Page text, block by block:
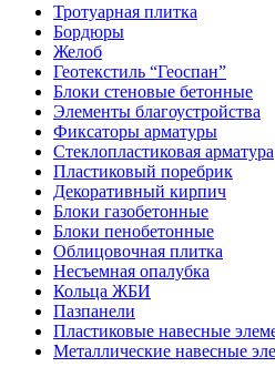
Тротуарная плитка
Бордюры
Желоб
Геотекстиль “Геоспан”
Блоки стеновые бетонные
Элементы благоустройства
Фиксаторы арматуры
Стеклопластиковая арматура
Пластиковый поребрик
Декоративный кирпич
Блоки газобетонные
Блоки пенобетонные
Облицовочная плитка
Несъемная опалубка
Кольца ЖБИ
Пазпанели
Пластиковые навесные
Металлические навесные